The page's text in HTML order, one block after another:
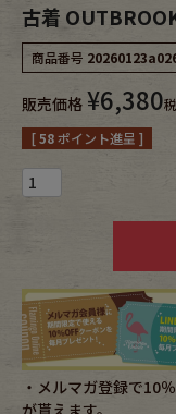
レディ
Tops
Outer
小
Eye Wear
Bag
古着
商品番号
販売価格 ¥6,380
[58ポイント進呈 ]
・メルマガ登録で10
が貰えます。